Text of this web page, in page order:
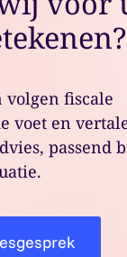
volgen fiscale
voet en
passend